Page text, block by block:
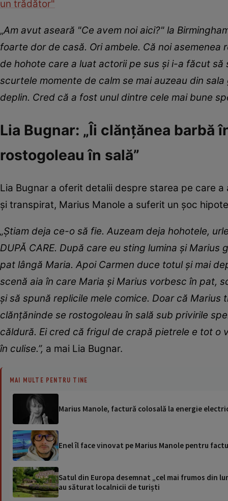
un trădător"
„Am avut aseară "Ce avem noi aici?" la
foarte dor de casă. Ori ambele. Că noi
de hohote care a luat actorii pe sus și i-a făcut
scurtele momente de calm se mai auzeau din
deplin. Cred că a fost unul dintre cele mai bune
Lia Bugnar: „Îi clănțănea
rostogoleau în sală”
Lia Bugnar a oferit detalii despre starea pe care
și transpirat, Marius Manole a suferit un șoc
„Știam deja ce-o să fie. Auzeam deja hohotele,
DUPĂ CARE. După care eu sting lumina și
pat lângă Maria. Apoi Carmen duce totul și mai
scenă aia în care Maria și Marius vorbesc în pat,
și să spună replicile mele comice. Doar că
clănțăninde se rostogoleau în sală sub privirile
căldură. Ei cred că frigul de crapă pietrele e tot
în culise.”, a mai Lia Bugnar.
MAI MULTE PENTRU TINE
Marius Manole, factură colosală la energie
Enel îl face vinovat pe Marius Manole pentru
Satul din Europa desemnat „cel mai frumos din
au săturat localnicii de turiști